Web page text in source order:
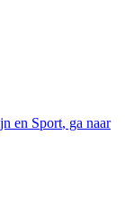
en Sport, ga naar